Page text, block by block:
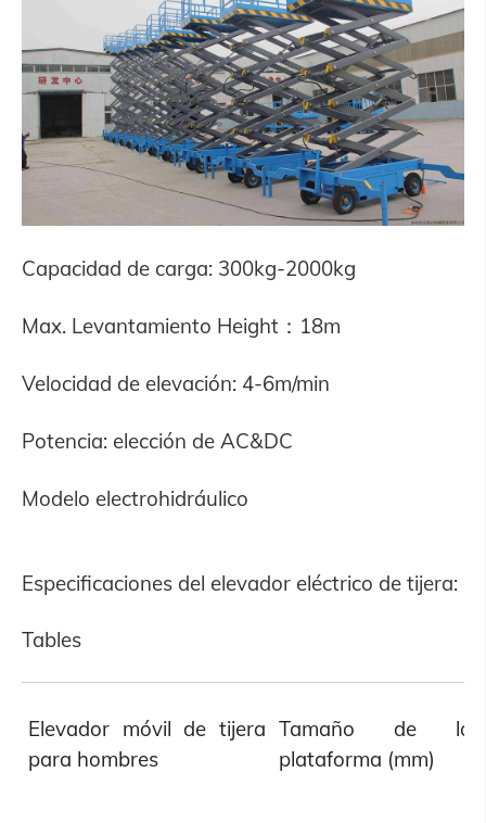
Capacidad de carga: 300kg-2000kg
Max. Levantamiento Height：18m
Velocidad de elevación: 4-6m/min
Potencia: elección de AC&DC
Modelo electrohidráulico
Especificaciones del elevador eléctrico de tijera:
Tables
Elevador móvil de tijera
para hombres
Tamaño de la
plataforma (mm)